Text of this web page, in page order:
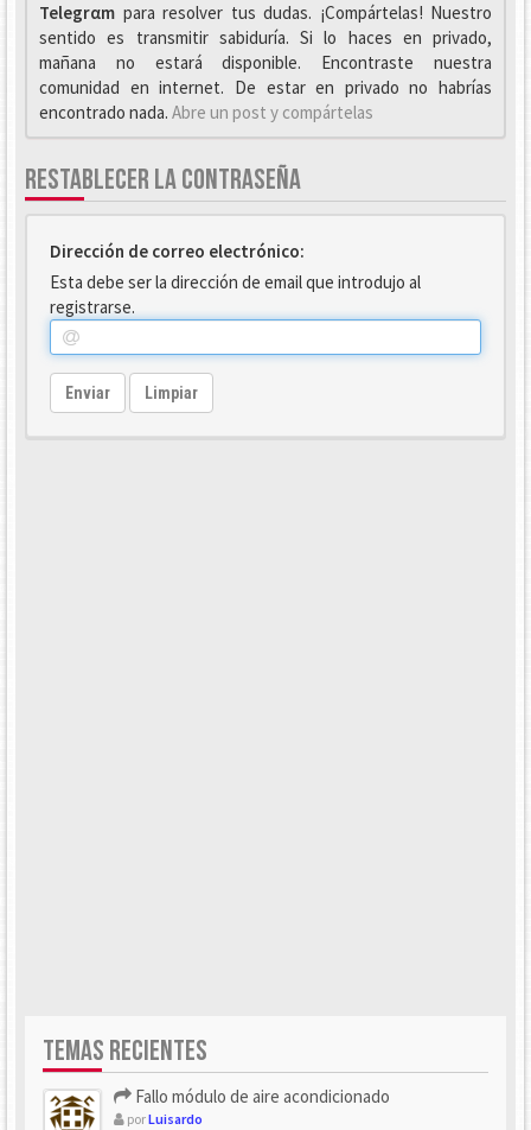
Telegrαm para resolver tus dudas. ¡Compártelas! Nuestro
sentido es transmitir sabiduría. Si lo haces en privado,
mañana no estará disponible. Encontraste nuestra
comunidad en internet. De estar en privado no habrías
encontrado nada. Abre un post y compártelas
RESTABLECER LA CONTRASEÑA
Dirección de correo electrónico:
Esta debe ser la dirección de email que introdujo al
registrarse.
Enviar Limpiar
TEMAS RECIENTES
Fallo módulo de aire acondicionado
porLuisardo